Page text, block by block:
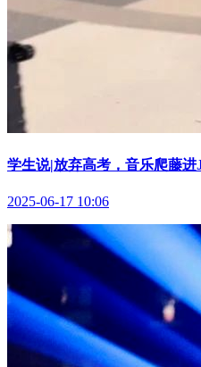
学生说|放弃高考，音乐爬藤
2025-06-17 10:06